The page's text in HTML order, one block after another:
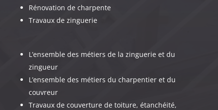
Rénovation de charpente
Travaux de zinguerie
L’ensemble des métiers de la zinguerie et du
zingueur
L’ensemble des métiers du charpentier et du
couvreur
Travaux de couverture de toiture, étanchéité,